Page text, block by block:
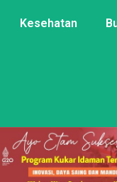
Kesehatan